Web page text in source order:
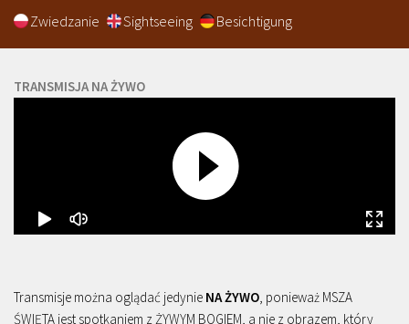
Zwiedzanie Sightseeing Besichtigung
TRANSMISJA NA ŻYWO
Transmisje można oglądać jedynie NA ŻYWO, ponieważ MSZA
ŚWIĘTA jest spotkaniem z ŻYWYM BOGIEM, a nie z obrazem, który